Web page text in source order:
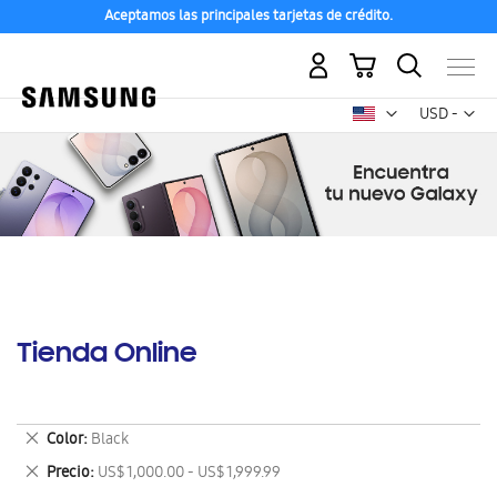
Aceptamos las principales tarjetas de crédito.
USD -
dólar
Mi carrito
Tienda Online
Color Black
Eliminar
este
artículo
Precio US$ 1,000.00 - US$ 1,999.99
Eliminar